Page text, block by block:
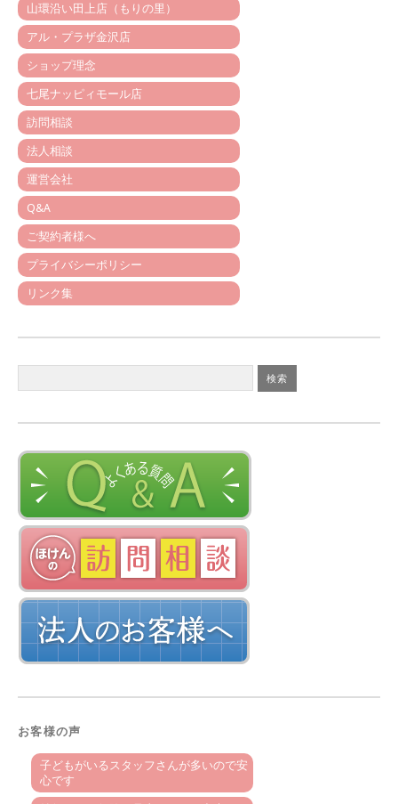
山環沿い田上店（もりの里）
アル・プラザ金沢店
ショップ理念
七尾ナッピィモール店
訪問相談
法人相談
運営会社
Q&A
ご契約者様へ
プライバシーポリシー
リンク集
お客様の声
子どもがいるスタッフさんが多いので安
心です